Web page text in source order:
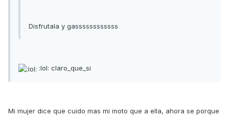
Disfrutala y gassssssssssss
:lol: claro_que_si
Mi mujer dice que cuido mas mi moto que a ella, ahora se porque